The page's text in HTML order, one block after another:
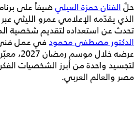
حلَّالفنان حمزة العيليضيفاً على
الذي يقدّمه الإعلامي عمرو الليثي
تحدث عن استعداده لتقديم شخصية
الدكتور مصطفى محمودفي عمل
عرضه خلال
لتجسيد واحدة من أبرز الشخصيات
مصر والعالم العربي.